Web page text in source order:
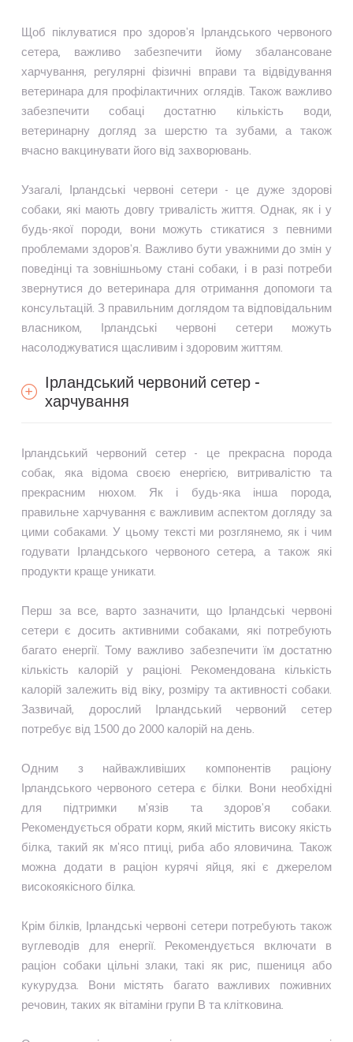
Щоб піклуватися про здоров'я Ірландського червоного
сетера, важливо забезпечити йому збалансоване
харчування, регулярні фізичні вправи та відвідування
ветеринара для профілактичних оглядів. Також важливо
забезпечити собаці достатню кількість води,
ветеринарну догляд за шерстю та зубами, а також
вчасно вакцинувати його від захворювань.
Узагалі, Ірландські червоні сетери - це дуже здорові
собаки, які мають довгу тривалість життя. Однак, як і у
будь-якої породи, вони можуть стикатися з певними
проблемами здоров'я. Важливо бути уважними до змін у
поведінці та зовнішньому стані собаки, і в разі потреби
звернутися до ветеринара для отримання допомоги та
консультацій. З правильним доглядом та відповідальним
власником, Ірландські червоні сетери можуть
насолоджуватися щасливим і здоровим життям.
Ірландський червоний сетер -
харчування
Ірландський червоний сетер - це прекрасна порода
собак, яка відома своєю енергією, витривалістю та
прекрасним нюхом. Як і будь-яка інша порода,
правильне харчування є важливим аспектом догляду за
цими собаками. У цьому тексті ми розглянемо, як і чим
годувати Ірландського червоного сетера, а також які
продукти краще уникати.
Перш за все, варто зазначити, що Ірландські червоні
сетери є досить активними собаками, які потребують
багато енергії. Тому важливо забезпечити їм достатню
кількість калорій у раціоні. Рекомендована кількість
калорій залежить від віку, розміру та активності собаки.
Зазвичай, дорослий Ірландський червоний сетер
потребує від 1500 до 2000 калорій на день.
Одним з найважливіших компонентів раціону
Ірландського червоного сетера є білки. Вони необхідні
для підтримки м'язів та здоров'я собаки.
Рекомендується обрати корм, який містить високу якість
білка, такий як м'ясо птиці, риба або яловичина. Також
можна додати в раціон курячі яйця, які є джерелом
високоякісного білка.
Крім білків, Ірландські червоні сетери потребують також
вуглеводів для енергії. Рекомендується включати в
раціон собаки цільні злаки, такі як рис, пшениця або
кукурудза. Вони містять багато важливих поживних
речовин, таких як вітаміни групи В та клітковина.